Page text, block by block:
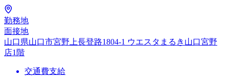
勤務地
面接地
山口県山口市宮野上長登路1804-1 ウエスタまるき山口宮野
店1階
交通費支給